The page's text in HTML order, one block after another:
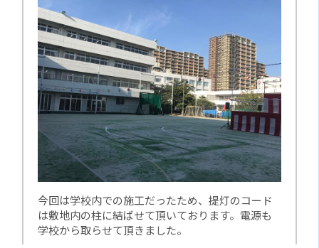
今回は学校内での施工だったため、提灯のコード
は敷地内の柱に結ばせて頂いております。電源も
学校から取らせて頂きました。